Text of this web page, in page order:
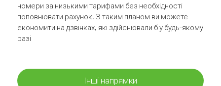
номери за низькими тарифами без необхідності
поповнювати рахунок. З таким планом ви можете
економити на дзвінках, які здійснювали б у будь-якому
разі
Інші напрямки